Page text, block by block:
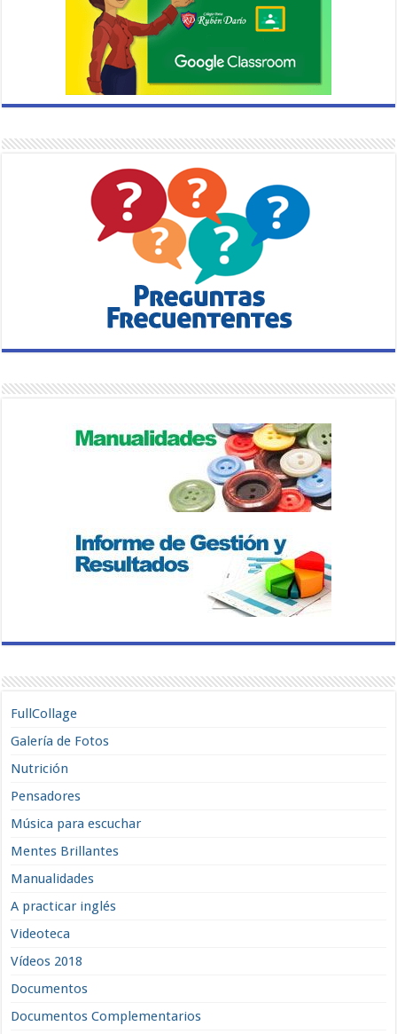
FullCollage
Galería de Fotos
Nutrición
Pensadores
Música para escuchar
Mentes Brillantes
Manualidades
A practicar inglés
Videoteca
Vídeos 2018
Documentos
Documentos Complementarios